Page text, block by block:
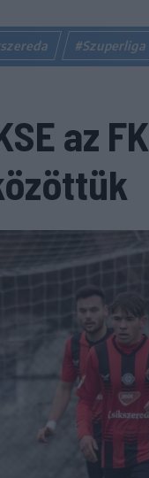
#Szuperliga
az FK